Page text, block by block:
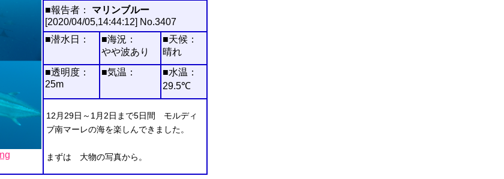
■報告者：
マリンブルー
[2020/04/05,14:44:12] No.3407
■潜水日：
■海況：
やや波あり
■天候：
晴れ
■透明度：
25m
■気温：
■水温：
29.5℃
12月29日～1月2日まで5日間 モルディ
ブ南マーレの海を楽しんできました。
まずは 大物の写真から。